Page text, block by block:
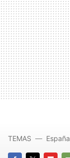
TEMAS España